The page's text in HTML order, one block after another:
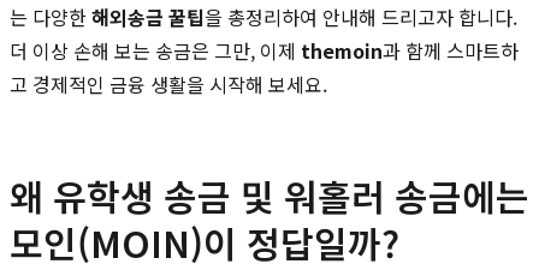
는 다양한해외송금 꿀팁을 총정리하여 안내해 드리고자 합니다.
더 이상 손해 보는 송금은 그만, 이제 themoin과 함께 스마트하
고 경제적인 금융 생활을 시작해 보세요.
왜 유학생 송금 및 워홀러 송금에는
모인(MOIN)이 정답일까?